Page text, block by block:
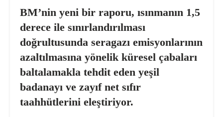
BM’nin yeni bir raporu, ısınmanın 1,5
derece ile sınırlandırılması
doğrultusunda seragazı emisyonlarının
azaltılmasına yönelik küresel çabaları
baltalamakla tehdit eden yeşil
badanayı ve zayıf net sıfır
taahhütlerini eleştiriyor.